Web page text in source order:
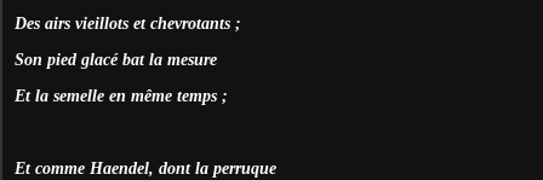
Des airs vieillots et chevrotants ;
Son pied glacé bat la mesure
Et la semelle en même temps ;
Et comme Haendel, dont la perruque